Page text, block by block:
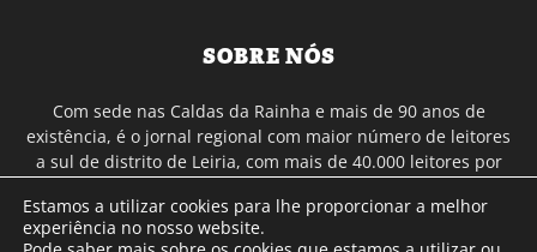
SOBRE NÓS
Com sede nas Caldas da Rainha e mais de 90 anos de
existência, é o jornal regional com maior número de leitores
a sul de distrito de Leiria, com mais de 40.000 leitores por
Continental e assinatura online.
Estamos a utilizar cookies para lhe proporcionar a melhor
experiência no nosso website.